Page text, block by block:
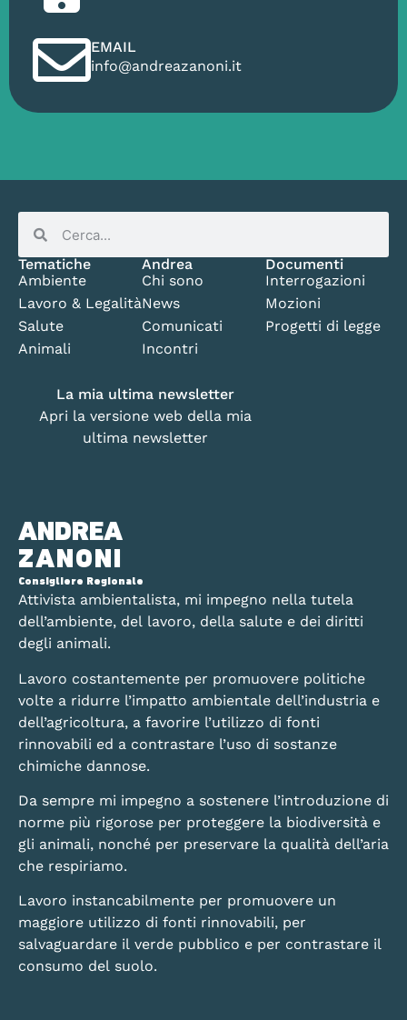
EMAIL
info@andreazanoni.it
ANDREA
ZANONI
Consigliere Regionale
Attivista ambientalista, mi impegno nella tutela
dell’ambiente, del lavoro, della salute e dei diritti
degli animali.
Lavoro costantemente per promuovere politiche
volte a ridurre l’impatto ambientale dell’industria e
dell’agricoltura, a favorire l’utilizzo di fonti
rinnovabili ed a contrastare l’uso di sostanze
chimiche dannose.
Da sempre mi impegno a sostenere l’introduzione di
norme più rigorose per proteggere la biodiversità e
gli animali, nonché per preservare la qualità dell’aria
che respiriamo.
Lavoro instancabilmente per promuovere un
maggiore utilizzo di fonti rinnovabili, per
salvaguardare il verde pubblico e per contrastare il
consumo del suolo.
Tematiche
Ambiente
Lavoro & Legalità
Salute
Animali
Andrea
Chi sono
News
Comunicati
Incontri
Documenti
Interrogazioni
Mozioni
Progetti di legge
La mia ultima newsletter
Apri la versione web della mia
ultima newsletter